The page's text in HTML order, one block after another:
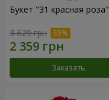
Букет "31 красная роза"
3 629 грн
Заказать